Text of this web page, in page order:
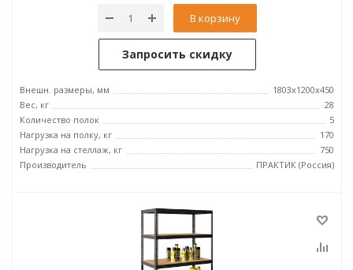
В корзину
Запросить скидку
Внешн. размеры, мм
1803x1200x450
Вес, кг
28
Количество полок
5
Нагрузка на полку, кг
170
Нагрузка на стеллаж, кг
750
Производитель
ПРАКТИК (Россия)